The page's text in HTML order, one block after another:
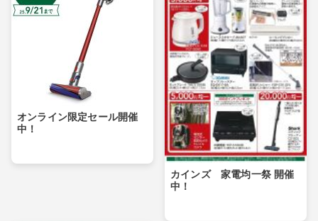
オンライン限定セール開催
中！
カインズ 家電均一祭 開催
中！